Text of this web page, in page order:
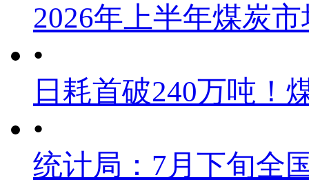
2026年上半年煤炭
•
日耗首破240万吨！
•
统计局：7月下旬全